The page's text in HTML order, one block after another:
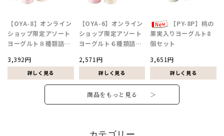
【OYA-8】オンライン
ショップ限定アソート
ヨーグルト８種類詰合
3,392円
【OYA-6】オンライン
ショップ限定アソート
ヨーグルト６種類詰合
2,571円
【PY-8P】桃の
果実入りヨーグルト8
個セット
3,651円
商品をもっと見る ＞